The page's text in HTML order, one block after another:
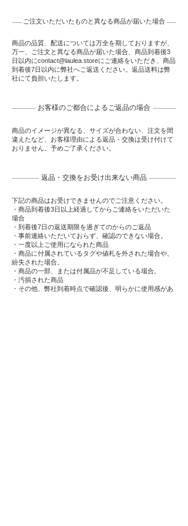
ご注文いただいたものと異なる商品が届いた場合
商品の品質、配送については万全を期しておりますが、
万一、ご注文と異なる商品が届いた場合、商品到着後3
日以内にcontact@laulea .storeにご連絡をいただき、商品
到着後7日以内に弊社へご返送ください。返品送料は弊
社にて負担いたします。
お客様のご都合によるご返品の場合
商品のイメージが異なる、サイズが合わない、注文を間
違えたなど、お客様理由による返品・交換は受け付けて
おりません。予めご了承ください。
返品・交換をお受け出来ない商品
下記の商品はお受けできませんのでご注意ください。
・商品到着後3日以上経過してからご連絡をいただいた
場合
・到着後7日の返送期限を過ぎてのからのご返品
・事前連絡いただいておらず、確認のできない場合。
・一度以上ご使用になられた商品
・商品に付属されているタグや値札を外された場合や、
紛失された場合。
・商品の一部、または付属品が不足している場合。
・汚損された商品
・その他、弊社到着時点で確認後、明らかに使用感があ